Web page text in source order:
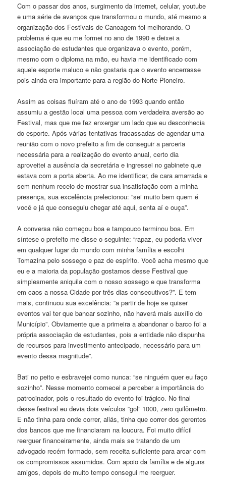
Com o passar dos anos, surgimento da internet, celular, youtube
e uma série de avanços que transformou o mundo, até mesmo a
organização dos Festivais de Canoagem foi melhorando. O
problema é que eu me formei no ano de 1990 e deixei a
associação de estudantes que organizava o evento, porém,
mesmo com o diploma na mão, eu havia me identificado com
aquele esporte maluco e não gostaria que o evento encerrasse
pois ainda era importante para a região do Norte Pioneiro.
Assim as coisas fluíram até o ano de 1993 quando então
assumiu a gestão local uma pessoa com verdadeira aversão ao
Festival, mas que me fez enxergar um lado que eu desconhecia
do esporte. Após várias tentativas fracassadas de agendar uma
reunião com o novo prefeito a fim de conseguir a parceria
necessária para a realização do evento anual, certo dia
aproveitei a ausência da secretária e ingressei no gabinete que
estava com a porta aberta. Ao me identificar, de cara amarrada e
sem nenhum receio de mostrar sua insatisfação com a minha
presença, sua excelência prelecionou: “sei muito bem quem é
você e já que conseguiu chegar até aqui, senta aí e ouça”.
A conversa não começou boa e tampouco terminou boa. Em
síntese o prefeito me disse o seguinte: “rapaz, eu poderia viver
em qualquer lugar do mundo com minha família e escolhi
Tomazina pelo sossego e paz de espírito. Você acha mesmo que
eu e a maioria da população gostamos desse Festival que
simplesmente aniquila com o nosso sossego e que transforma
em caos a nossa Cidade por três dias consecutivos?”. E tem
mais, continuou sua excelência: “a partir de hoje se quiser
eventos vai ter que bancar sozinho, não haverá mais auxílio do
Município”. Obviamente que a primeira a abandonar o barco foi a
própria associação de estudantes, pois a entidade não dispunha
de recursos para investimento antecipado, necessário para um
evento dessa magnitude”.
Bati no peito e esbravejei como nunca: “se ninguém quer eu faço
sozinho”. Nesse momento comecei a perceber a importância do
patrocinador, pois o resultado do evento foi trágico. No final
desse festival eu devia dois veículos “gol” 1000, zero quilômetro.
E não tinha para onde correr, aliás, tinha que correr dos gerentes
dos bancos que me financiaram na loucura. Foi muito difícil
reerguer financeiramente, ainda mais se tratando de um
advogado recém formado, sem receita suficiente para arcar com
os compromissos assumidos. Com apoio da família e de alguns
amigos, depois de muito tempo consegui me reerguer.